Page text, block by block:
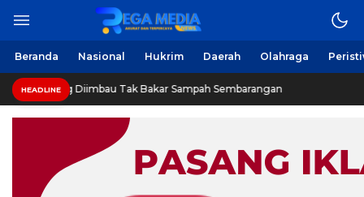
Beranda Nasional Hukrim Daerah Olahraga
HEADLINE
Diimbau Tak Bakar Sampah Sembarangan